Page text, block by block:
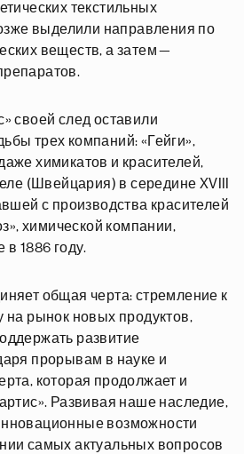
текстильных
выделили направления по
веществ, а затем —
своей след оставили
трех компаний: «Гейги»,
химикатов и красителей,
(Швейцария) в середине XVIII
с производства красителей
химической компании,
в 1886 году.
общая черта: стремление к
на рынок новых продуктов,
развитие
прорывам в науке и
которая продолжает и
Развивая наше наследие,
возможности
самых актуальных вопросов